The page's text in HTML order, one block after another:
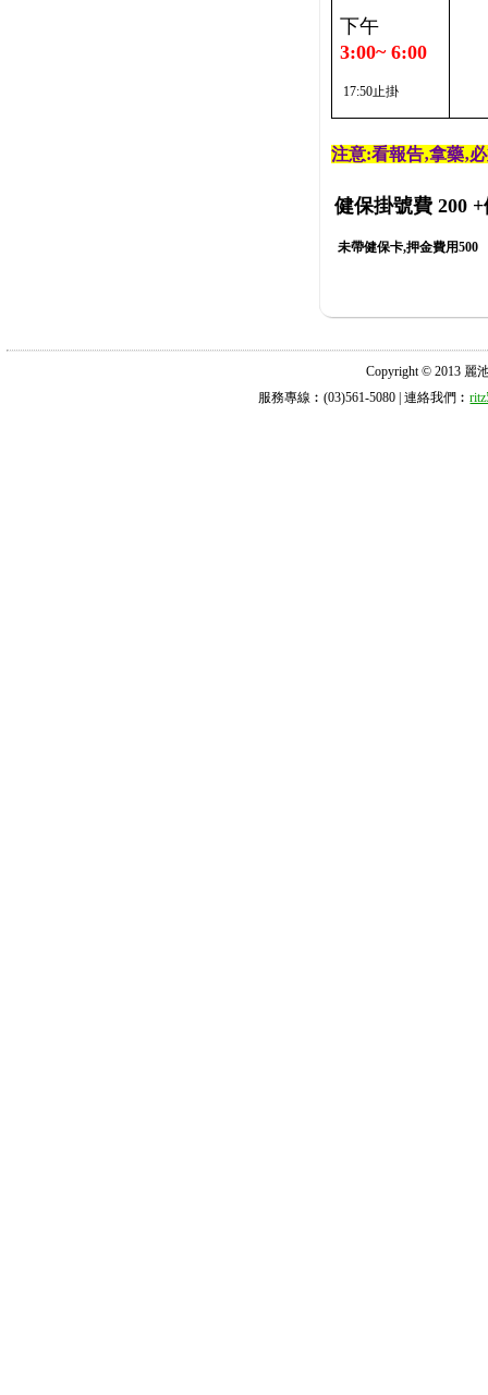
下午
3:00~ 6:00
17:50止掛
注意:看報告‚拿藥‚
健保掛號費 200 +
未帶健保卡,押金費用500
Copyright © 2013 麗
服務專線︰(03)561-5080 | 連絡我們︰